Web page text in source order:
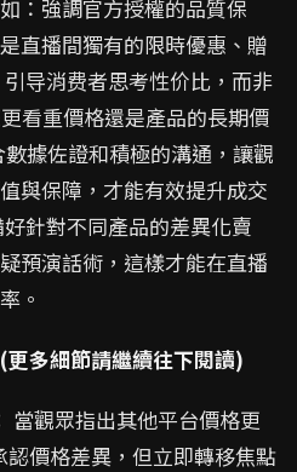
：強調官方授權的品質保
直播間獨有的限時優惠、贈
导消费者思考性价比，而非
看重價格還是產品的長期價
據佐證和積極的溝通，讓觀
與保障，才能有效提升成交
針對不同產品的差異化賣
預演話術，這樣才能在直播
。
多細節請繼續往下閱讀)
當觀眾指出其他平台價格更
價格差異，但立即轉移焦點